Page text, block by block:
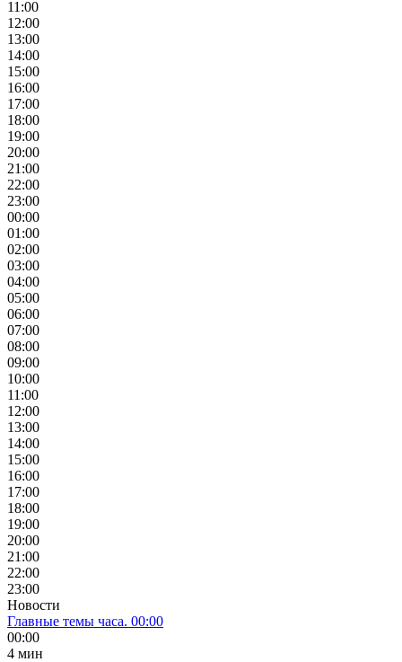
11:00
12:00
13:00
14:00
15:00
16:00
17:00
18:00
19:00
20:00
21:00
22:00
23:00
00:00
01:00
02:00
03:00
04:00
05:00
06:00
07:00
08:00
09:00
10:00
11:00
12:00
13:00
14:00
15:00
16:00
17:00
18:00
19:00
20:00
21:00
22:00
23:00
Новости
Главные темы часа. 00:00
00:00
4 мин